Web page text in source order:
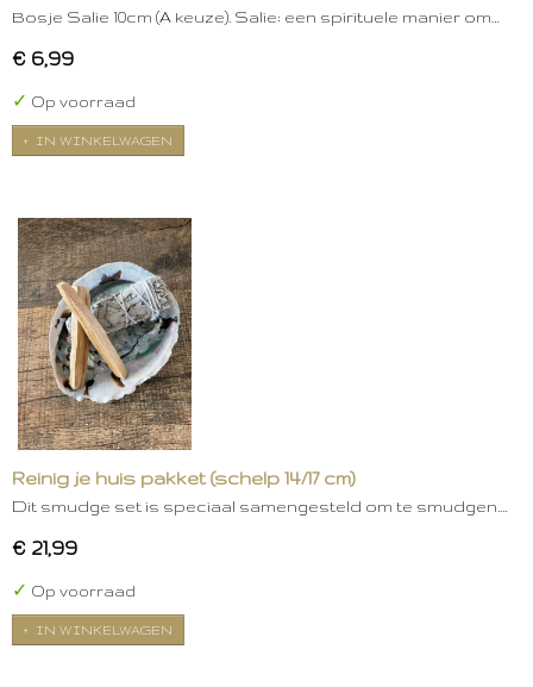
Bosje Salie 10cm (A keuze). Salie: een spirituele manier om…
€ 6,99
✓ Op voorraad
IN WINKELWAGEN
Reinig je huis pakket (schelp 14/17 cm)
Dit smudge set is speciaal samengesteld om te smudgen.…
€ 21,99
✓ Op voorraad
IN WINKELWAGEN